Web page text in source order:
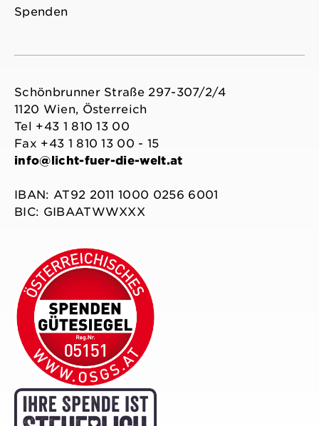
Spenden
Schönbrunner Straße 297-307/2/4
1120 Wien, Österreich
Tel +43 1 810 13 00
Fax +43 1 810 13 00 - 15
info@licht-fuer-die-welt.at
IBAN: AT92 2011 1000 0256 6001
BIC: GIBAATWWXXX